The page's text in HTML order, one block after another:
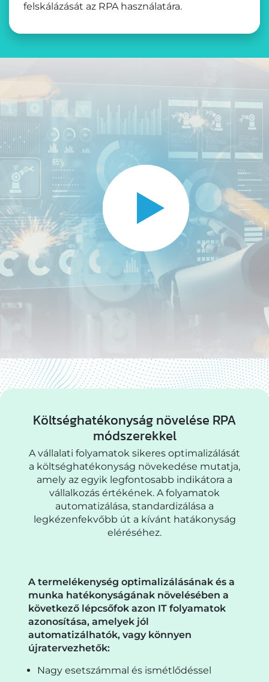
felskálázását az RPA használatára.
Költséghatékonyság növelése RPA
módszerekkel
A vállalati folyamatok sikeres optimalizálását
a költséghatékonyság növekedése mutatja,
amely az egyik legfontosabb indikátora a
vállalkozás értékének. A folyamatok
automatizálása, standardizálása a
legkézenfekvőbb út a kívánt hatákonyság
eléréséhez.
A termelékenység optimalizálásának és a
munka hatékonyságának növelésében a
következő lépcsőfok azon IT folyamatok
azonosítása, amelyek jól
automatizálhatók, vagy könnyen
újratervezhetők:
Nagy esetszámmal és ismétlődéssel